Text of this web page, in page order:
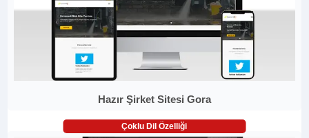
Hazır Şirket Sitesi Gora
Çoklu Dil Özelliği